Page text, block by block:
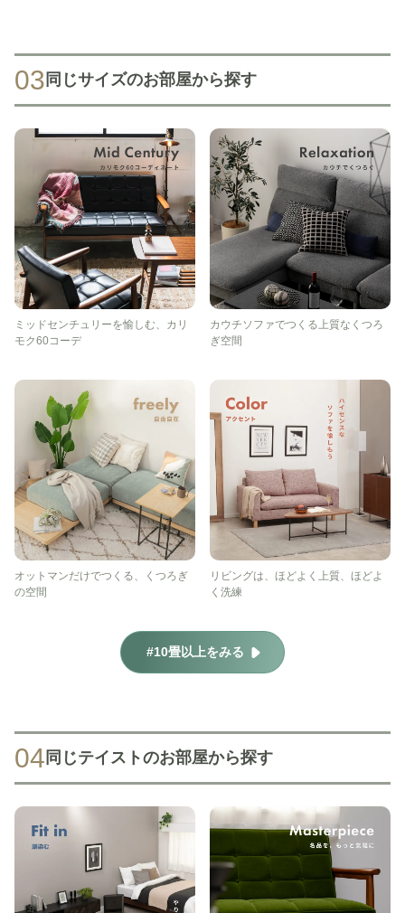
03 同じサイズのお部屋から探す
ミッドセンチュリーを愉しむ、カリ
モク60コーデ
カウチソファでつくる上質なくつろ
ぎ空間
オットマンだけでつくる、くつろぎ
の空間
リビングは、ほどよく上質、ほどよ
く洗練
#10畳以上をみる
04 同じテイストのお部屋から探す